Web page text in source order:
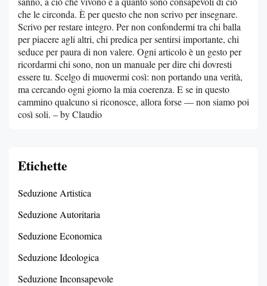
che le circonda. È per questo che non scrivo per insegnare.
Scrivo per restare integro. Per non confondermi tra chi balla
per piacere agli altri, chi predica per sentirsi importante, chi
seduce per paura di non valere. Ogni articolo è un gesto per
ricordarmi chi sono, non un manuale per dire chi dovresti
essere tu. Scelgo di muovermi così: non portando una verità,
ma cercando ogni giorno la mia coerenza. E se in questo
cammino qualcuno si riconosce, allora forse — non siamo poi
così soli. – by Claudio
Etichette
Seduzione Artistica
Seduzione Autoritaria
Seduzione Economica
Seduzione Ideologica
Seduzione Inconsapevole